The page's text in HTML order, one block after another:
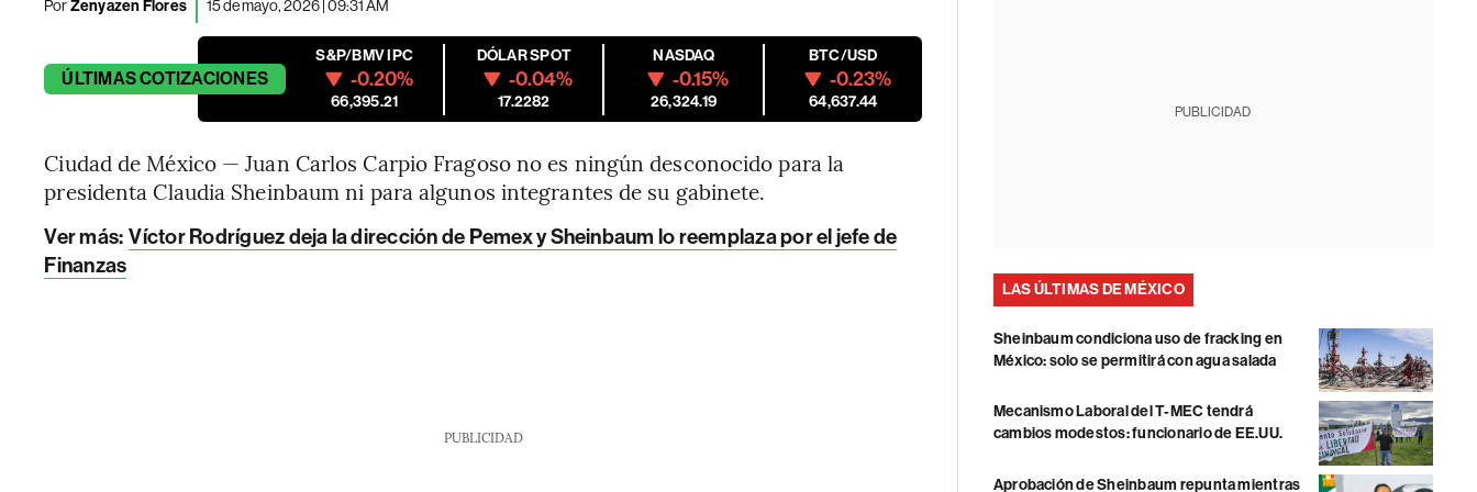
PorZenyazen Flores 15 de mayo, 2026 | 09:31 AM
ÚLTIMASCOTIZACIONES
S&P/BMV IPC
-0.20%
66,395.21
DÓLAR SPOT
-0.04%
17.2282
NASDAQ
-0.15%
26,324.19
BTC/USD
-0.23%
64,637.44
Ciudad de México — Juan Carlos Carpio Fragoso no es ningún desconocido para la
presidenta Claudia Sheinbaum ni para algunos integrantes de su gabinete.
Ver más: Víctor Rodríguez deja la dirección de Pemex y Sheinbaum lo reemplaza por el jefe de
Finanzas
PUBLICIDAD
PUBLICIDAD
LAS ÚLTIMAS DE MÉXICO
Sheinbaum condiciona uso de fracking en
México: solo se permitirá con agua salada
Mecanismo Laboral del T-MEC tendrá
cambios modestos: funcionario de EE.UU.
Aprobación de Sheinbaum repunta mientras